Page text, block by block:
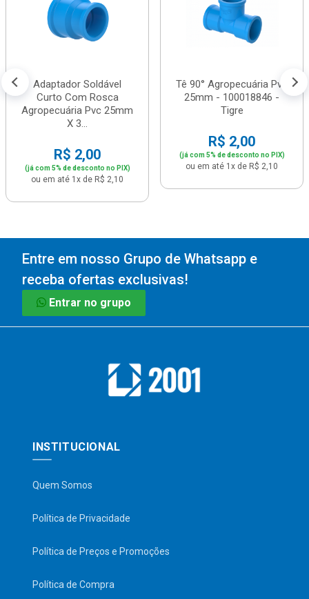
Adaptador Soldável
Curto Com Rosca
Agropecuária Pvc 25mm
X 3...
R$ 2,00
(já com 5% de desconto no PIX)
ou em até 1x de R$ 2,10
Tê 90° Agropecuária Pvc
25mm - 100018846 -
Tigre
R$ 2,00
(já com 5% de desconto no PIX)
ou em até 1x de R$ 2,10
Entre em nosso Grupo de Whatsapp e
receba ofertas exclusivas!
Entrar no grupo
INSTITUCIONAL
Quem Somos
Política de Privacidade
Política de Preços e Promoções
Política de Compra